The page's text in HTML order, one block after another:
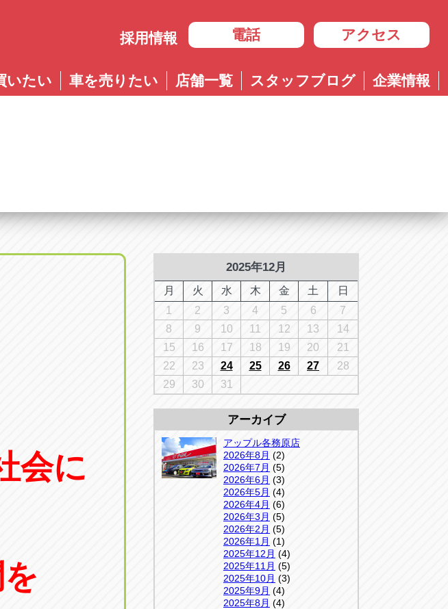
採用情報 電話
岐阜
058-379-0525
アップル大垣IC南店
0584-87-0200
千葉
アップルかしわ沼南店
04-7190-1500
アクセス
岐阜
アップル恵那店
アップル各務原店
岐阜県各務原市各務おがせ町9-206-1
千葉
いたい 車を売りたい 店舗一覧 スタッフブログ 企業情報
会に
2025年12月
月 火 水 木 金 土
日
1
2 3 4 5 6
7
8
9 10 11 12 13
14
15
16 17 18 19 20
21
22
23 24 25 26 27
28
29
30 31
アーカイブ
アップル各務原店
2026年8月 (2)
2026年7月 (5)
2026年6月 (3)
2026年5月 (4)
2026年4月 (6)
2026年3月 (5)
2026年2月 (5)
2026年1月 (1)
2025年12月 (4)
2025年11月 (5)
2025年10月 (3)
2025年9月 (4)
2025年8月 (4)